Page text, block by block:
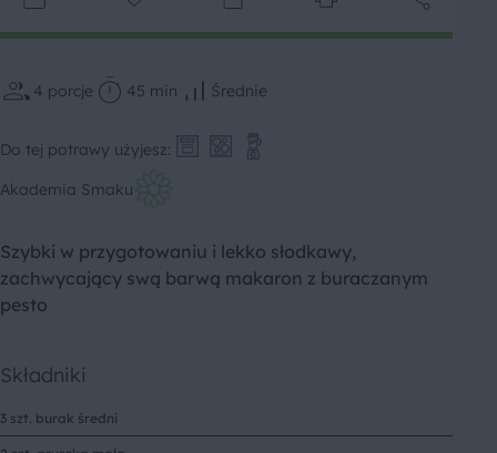
4 porcje 45 min Średnie
Do tej potrawy użyjesz:
Akademia Smaku
Szybki w przygotowaniu i lekko słodkawy,
zachwycający swą barwą makaron z buraczanym
pesto
Składniki
3 szt. burak średni